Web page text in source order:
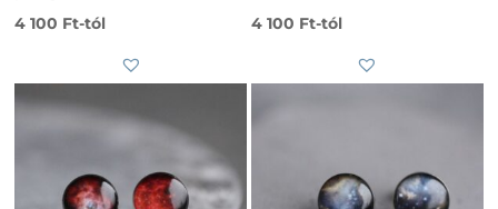
4 100 Ft-tól
4 100 Ft-tól